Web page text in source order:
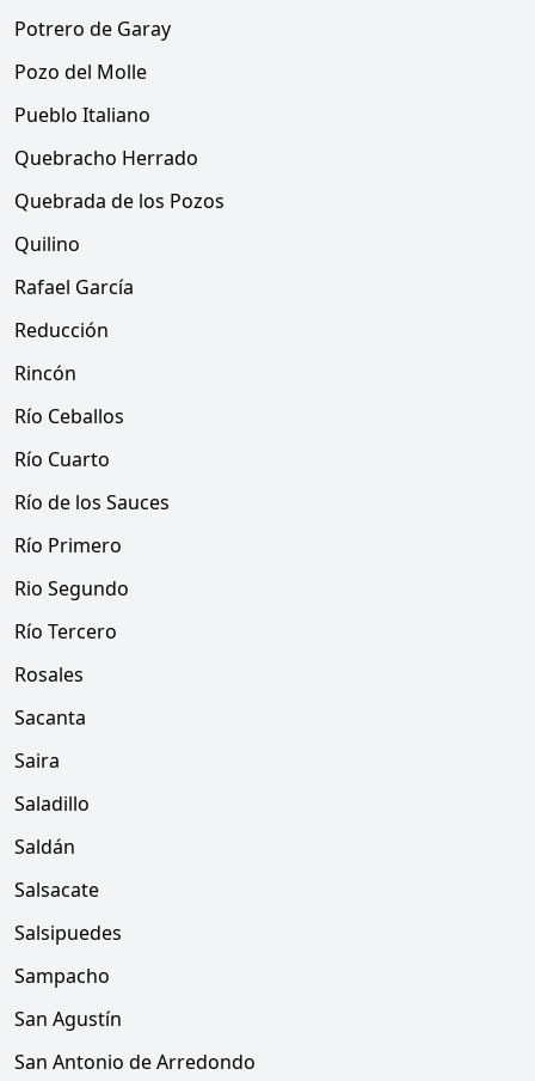
Potrero de Garay
Pozo del Molle
Pueblo Italiano
Quebracho Herrado
Quebrada de los Pozos
Quilino
Rafael García
Reducción
Rincón
Río Ceballos
Río Cuarto
Río de los Sauces
Río Primero
Rio Segundo
Río Tercero
Rosales
Sacanta
Saira
Saladillo
Saldán
Salsacate
Salsipuedes
Sampacho
San Agustín
San Antonio de Arredondo